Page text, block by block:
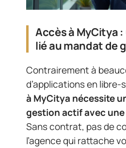
Accès à MyCitya
lié au mandat de
Contrairement à
d’applications en libre-
à MyCitya nécessite
gestion actif avec
Sans contrat, pas de
l’agence qui rattache